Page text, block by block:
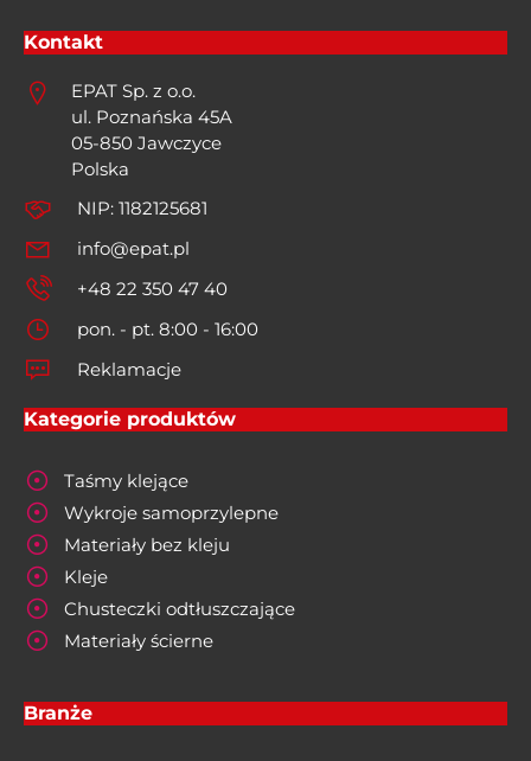
Kontakt
EPAT Sp. z o.o.
ul. Poznańska 45A
05-850 Jawczyce
Polska
NIP: 1182125681
info@epat.pl
+48 22 350 47 40
pon. - pt. 8:00 - 16:00
Reklamacje
Kategorie produktów
Taśmy klejące
Wykroje samoprzylepne
Materiały bez kleju
Kleje
Chusteczki odtłuszczające
Materiały ścierne
Branże